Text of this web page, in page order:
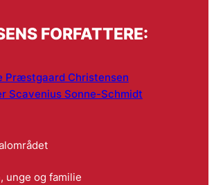
FORFATTERE:
Præstgaard Christensen
Scavenius Sonne-Schmidt
unge og familie